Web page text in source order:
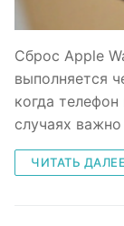
Сброс Apple
выполняется
когда
случаях
ЧИТАТЬ